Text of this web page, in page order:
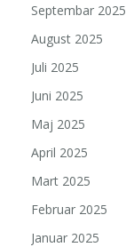
Septembar 2025
August 2025
Juli 2025
Juni 2025
Maj 2025
April 2025
Mart 2025
Februar 2025
Januar 2025